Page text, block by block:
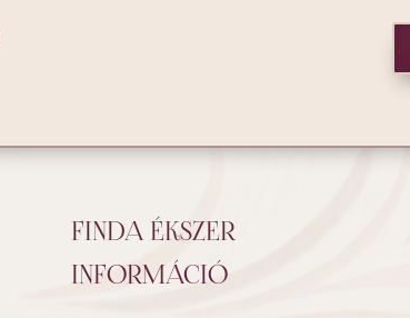
FINDA ÉKSZER
INFORMÁCIÓ